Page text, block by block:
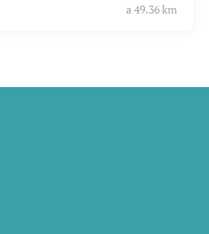
a 49.36 km